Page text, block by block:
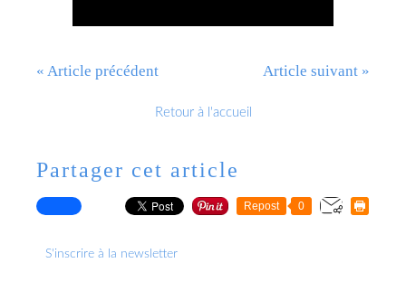
« Article précédent Article suivant »
Retour à l'accueil
Partager cet article
Repost 0
S'inscrire à la newsletter